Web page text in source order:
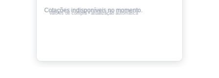
Cotações indisponíveis no momento.
Valores de compra • atualização automática